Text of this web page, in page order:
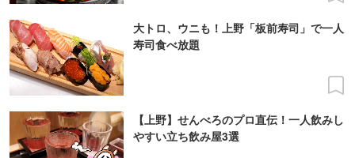
大トロ、ウニも！上野「板前寿司」で一人
寿司食べ放題
【上野】せんべろのプロ直伝！一人飲みし
やすい立ち飲み屋3選